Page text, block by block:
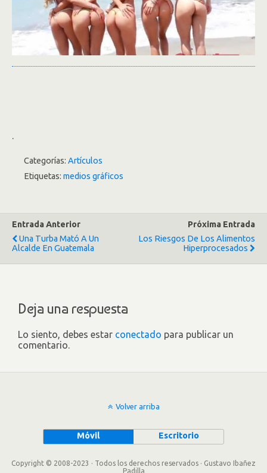
.
Categorías: Artículos
Etiquetas: medios gráficos
Entrada Anterior
Una Turba Mató A Un
Alcalde En Guatemala
Próxima Entrada
Los Riesgos De Los Alimentos
Hiperprocesados
Deja una respuesta
Lo siento, debes estar conectado para publicar un
comentario.
Volver arriba
Móvil Escritorio
Copyright © 2008-2023 · Todos los derechos reservados · Gustavo Ibañez
Padilla